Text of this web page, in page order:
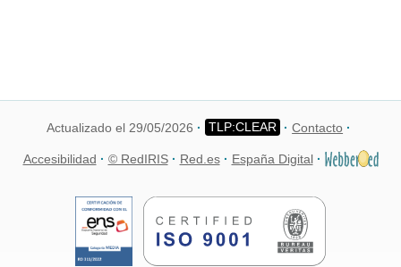
Actualizado el 29/05/2026 Contacto
Accesibilidad © RedIRIS Red.es España Digital